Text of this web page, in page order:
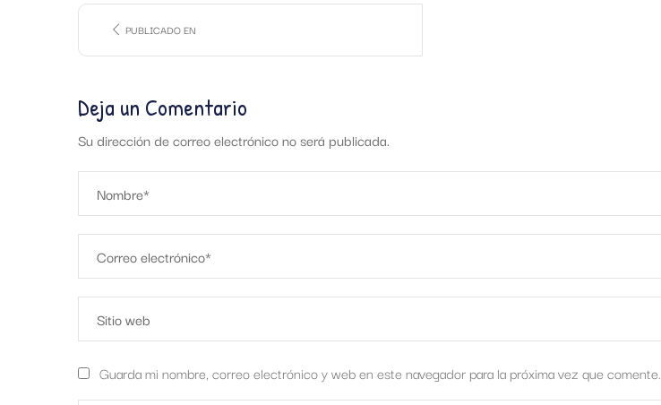
PUBLICADO EN
Deja un Comentario
Su dirección de correo electrónico no será publicada.
Guarda mi nombre, correo electrónico y web en este navegador para la próxima vez que comente.